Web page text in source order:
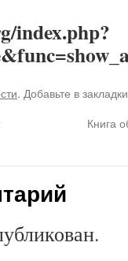
index.php?
. Добавьте в
Книга